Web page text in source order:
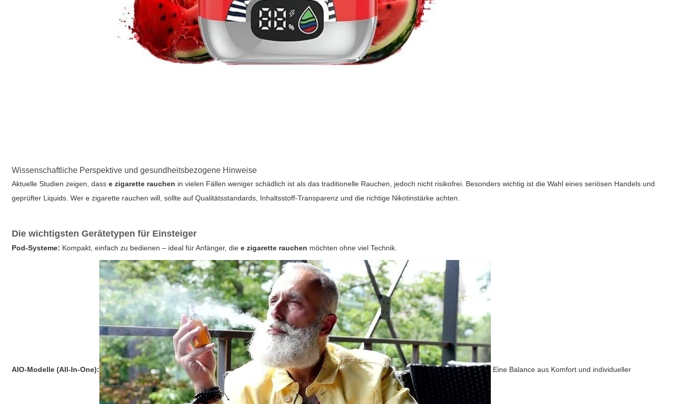
Wissenschaftliche Perspektive und gesundheitsbezogene Hinweise
Aktuelle Studien zeigen, dasse zigarette rauchen in vielen Fällen weniger schädlich ist als das traditionelle Rauchen, jedoch nicht risikofrei. Besonders wichtig ist die Wahl eines seriösen Handels und
geprüfter Liquids. Were zigarette rauchen will, sollte auf Qualitätsstandards, Inhaltsstoff-Transparenz und die richtige Nikotinstärke achten.
Die wichtigsten Gerätetypen für Einsteiger
Pod-Systeme: Kompakt, einfach zu bedienen – ideal für Anfänger, diee zigarette rauchen möchten ohne viel Technik.
AIO-Modelle (All-In-One): Eine Balance aus Komfort und individueller